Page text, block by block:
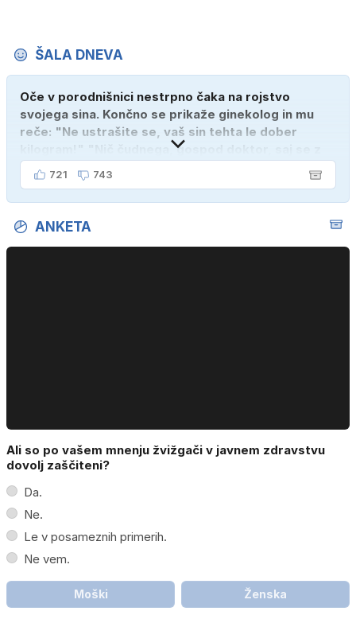
ŠALA DNEVA
Oče v porodnišnici nestrpno čaka na rojstvo
svojega sina. Končno se prikaže ginekolog in mu
reče: "Ne ustrašite se, vaš sin tehta le dober
kilogram!" "Nič čudnega, gospod doktor, saj se z
ženo poznava šele tri mesece."
721 743
ANKETA
Ali so po vašem mnenju žvižgači v javnem zdravstvu
dovolj zaščiteni?
Da.
Ne.
Le v posameznih primerih.
Ne vem.
Moški Ženska